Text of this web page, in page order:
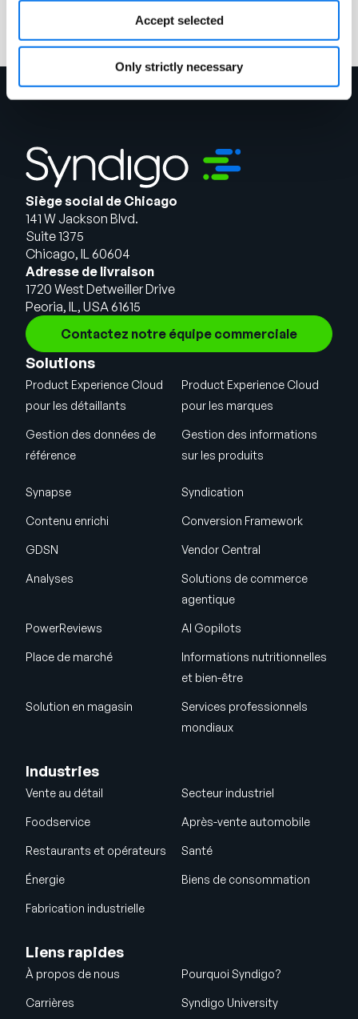
Accept selected
Only strictly necessary
Siège social de Chicago
141 W Jackson Blvd.
Suite 1375
Chicago, IL 60604
Adresse de livraison
1720 West Detweiller Drive
Peoria, IL, USA 61615
Contactez notre équipe commerciale
Solutions
Product Experience Cloud
pour les détaillants
Product Experience Cloud
pour les marques
Gestion des données de
référence
Gestion des informations
sur les produits
Synapse Syndication
Contenu enrichi Conversion Framework
GDSN Vendor Central
Analyses
Solutions de commerce
agentique
PowerReviews AI Gopilots
Place de marché
Informations nutritionnelles
et bien-être
Solution en magasin
Services professionnels
mondiaux
Industries
Vente au détail Secteur industriel
Foodservice Après-vente automobile
Restaurants et opérateurs Santé
Énergie Biens de consommation
Fabrication industrielle
Liens rapides
À propos de nous Pourquoi Syndigo?
Carrières Syndigo University